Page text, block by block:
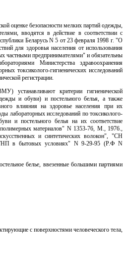
оценке безопасности мелких партий одежды,
вводятся в действие в соответствии с
Беларусь N 5 от 23 февраля 1998 г. "О
для здоровья населения от использования
частными предпринимателями" и обязательны
Министерства здравоохранения
токсиколого-гигиенических исследований
регистрации.
устанавливают критерии гигиенической
и обуви) и постельного белья, а также
влияния на здоровье населения при их
лабораторных исследований по токсиколого-
и постельного белья на их соответствие
материалов" N 1353-76, М., 1976.,
и синтетических волокон", "СН
ТНП в бытовых условиях" N 9-29-95 (Р.Ф N
белье, ввезенные большими партиями
с поверхностями человеческого тела,